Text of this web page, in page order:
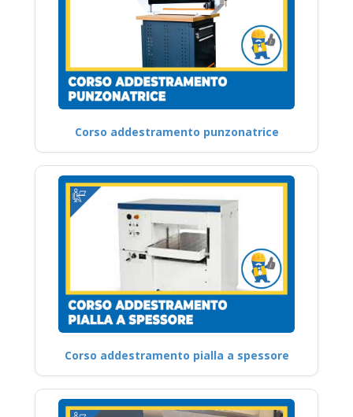
Corso addestramento punzonatrice
Corso addestramento pialla a spessore